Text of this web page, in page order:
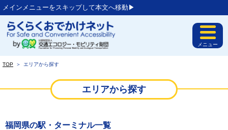
メインメニューをスキップして本文へ移動▶︎
メニュー
TOP ＞ エリアから探す
エリアから探す
福岡県の駅・ターミナル一覧